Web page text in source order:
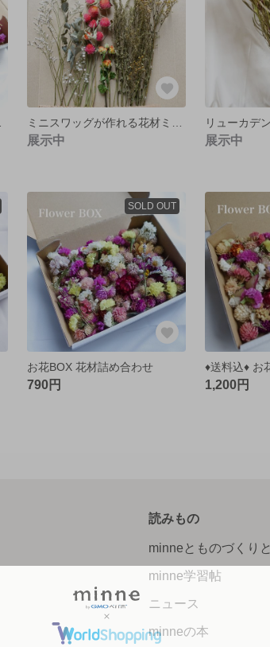
展示中 展示中
SOLD OUT
お花BOX 花材詰め合わせ
790円 1,200円
読みもの
minneとものづくりと
minne学習帖
ニュース
minneの本